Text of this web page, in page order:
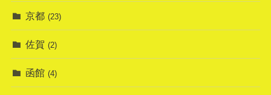
京都 (23)
佐賀 (2)
函館 (4)